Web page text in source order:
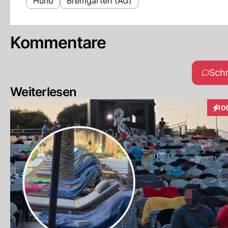
Kommentare
Weiterlesen